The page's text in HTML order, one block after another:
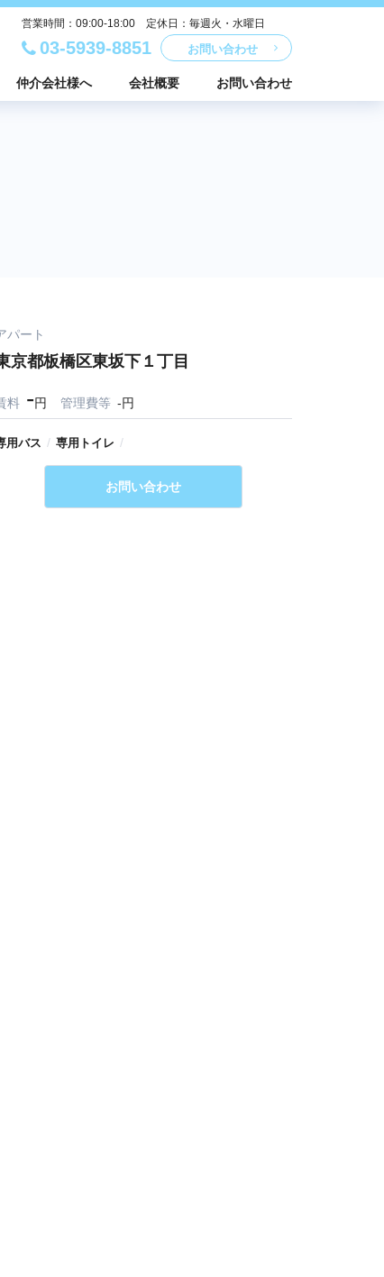
営業時間：09:00-18:00 定休日：毎週火・水曜日
03-5939-8851 お問い合わせ
仲介会社様へ 会社概要 お問い合わせ
パート
京都板橋区東坂下１丁目
料 -円 管理費等 -円
用バス / 専用トイレ /
お問い合わせ